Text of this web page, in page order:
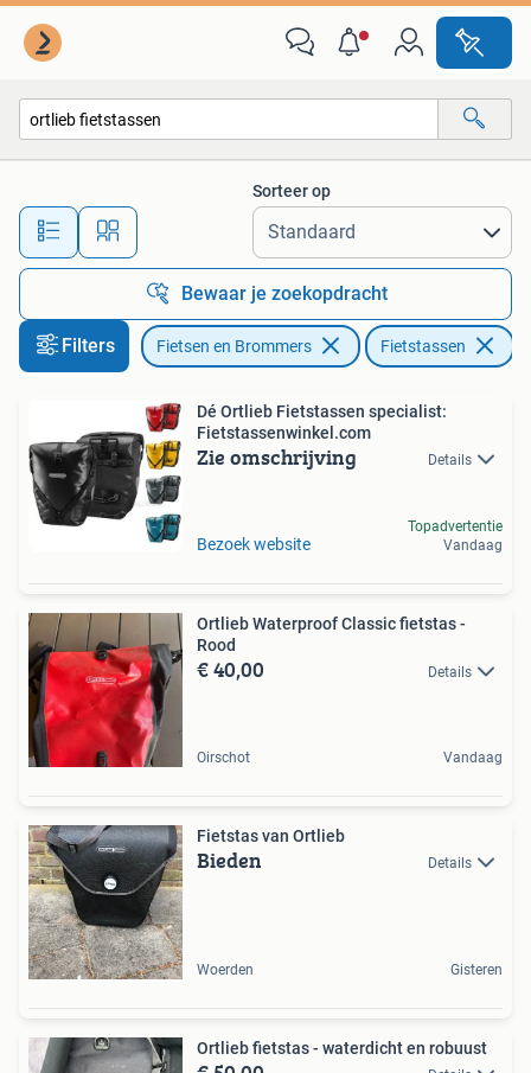
Alle afstanden…
Sorteer op
Bewaar je zoekopdracht
Filters Fietsen en Brommers Fietstassen
Dé Ortlieb Fietstassen specialist:
Fietstassenwinkel.com
Zie omschrijving Details
Bezoek website
Topadvertentie
Vandaag
Ortlieb Waterproof Classic fietstas -
Rood
€ 40,00 Details
Oirschot Vandaag
Fietstas van Ortlieb
Bieden Details
Woerden Gisteren
Ortlieb fietstas - waterdicht en robuust